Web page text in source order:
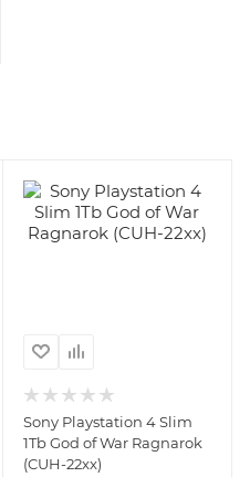
Sony Playstation 4 Slim
1Tb God of War Ragnarok
(CUH-22xx)